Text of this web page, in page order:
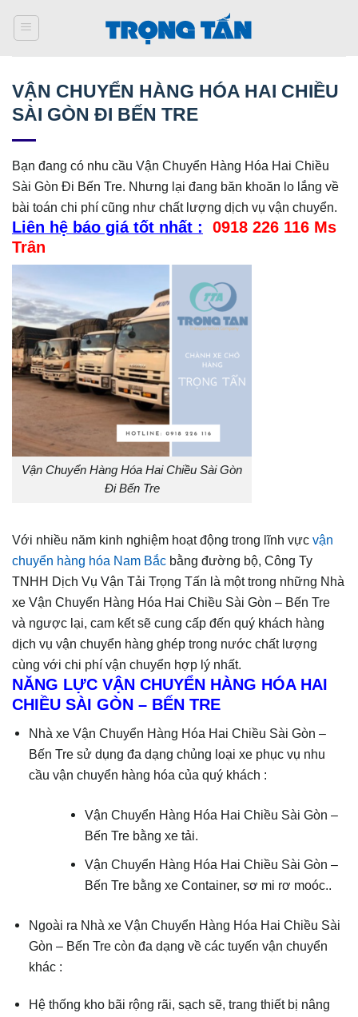
qua
VẬN CHUYỂN HÀNG HÓA HAI CHIỀU
SÀI GÒN ĐI BẾN TRE
Bạn đang có nhu cầu Vận Chuyển Hàng Hóa Hai Chiều
Sài Gòn Đi Bến Tre. Nhưng lại đang băn khoăn lo lắng về
bài toán chi phí cũng như chất lượng dịch vụ vận chuyển.
Liên hệ báo giá tốt nhất :
0918 226 116 Ms
Trân
Vận Chuyển Hàng Hóa Hai Chiều Sài Gòn
Đi Bến Tre
Với nhiều năm kinh nghiệm hoạt động trong lĩnh vực vận
chuyển hàng hóa Nam Bắc bằng đường bộ, Công Ty
TNHH Dịch Vụ Vận Tải Trọng Tấn là một trong những Nhà
xe Vận Chuyển Hàng Hóa Hai Chiều Sài Gòn – Bến Tre
và ngược lại, cam kết sẽ cung cấp đến quý khách hàng
dịch vụ vận chuyển hàng ghép trong nước chất lượng
cùng với chi phí vận chuyển hợp lý nhất.
NĂNG LỰC VẬN CHUYỂN HÀNG HÓA HAI
CHIỀU SÀI GÒN – BẾN TRE
Nhà xe Vận Chuyển Hàng Hóa Hai Chiều Sài Gòn –
Bến Tre sử dụng đa dạng chủng loại xe phục vụ nhu
cầu vận chuyển hàng hóa của quý khách :
Vận Chuyển Hàng Hóa Hai Chiều Sài Gòn –
Bến Tre bằng xe tải.
Vận Chuyển Hàng Hóa Hai Chiều Sài Gòn –
Bến Tre bằng xe Container, sơ mi rơ moóc..
Ngoài ra Nhà xe Vận Chuyển Hàng Hóa Hai Chiều Sài
Gòn – Bến Tre còn đa dạng về các tuyến vận chuyển
khác :
Hệ thống kho bãi rộng rãi, sạch sẽ, trang thiết bị nâng